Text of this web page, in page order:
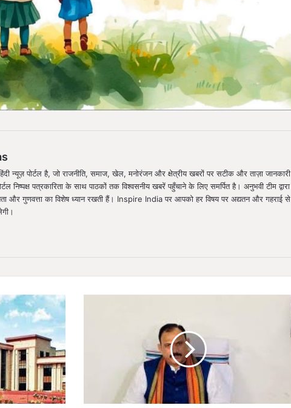
न्यूज़ पोर्टल है, जो राजनीति, समाज, खेल, मनोरंजन और क्षेत्रीय खबरों पर सटीक और ताज़ा जानकारी
निष्पक्ष पत्रकारिता के साथ पाठकों तक विश्वसनीय खबरें पहुँचाने के लिए समर्पित है। अनुभवी टीम द्वारा
और गुणवत्ता का विशेष ध्यान रखती हैं। Inspire India पर आपको हर विषय पर अद्यतन और गहराई से
पदों